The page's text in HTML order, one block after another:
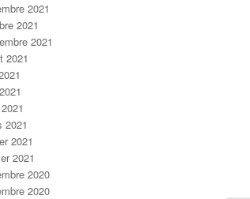
2021
2021
2021
2021
2021
2021
2021
2020
2020